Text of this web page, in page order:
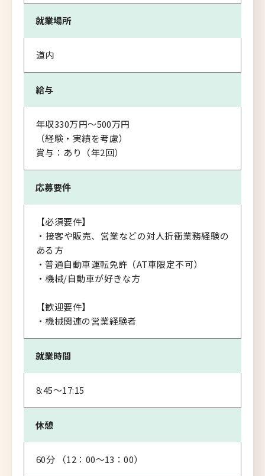
就業場所
道内
給与
年収330万円～500万円
（経験・実績を考慮）
賞与：あり（年2回）
応募要件
【必須要件】
・接客や販売、営業などの対人折衝業務経験の
ある方
・普通自動車運転免許（AT車限定不可）
・機械/自動車が好きな方
【歓迎要件】
・機械関連の営業経験者
就業時間
8:45～17:15
休憩
60分 （12：00～13：00）